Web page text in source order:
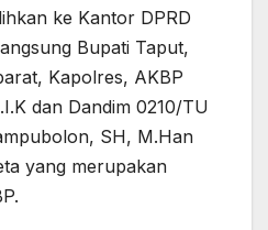
ke Kantor DPRD
Bupati Taput,
Kapolres, AKBP
dan Dandim 0210/TU
SH, M.Han
yang merupakan